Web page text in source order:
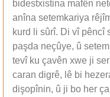
bidestxistina mafên
anîna setemkariya
kurd li sûrî. Di vî pêncî
paşda neçûye, û
tevî ku çavên xwe ji
caran digrê, lê bi
dişopînin, û ji bo her